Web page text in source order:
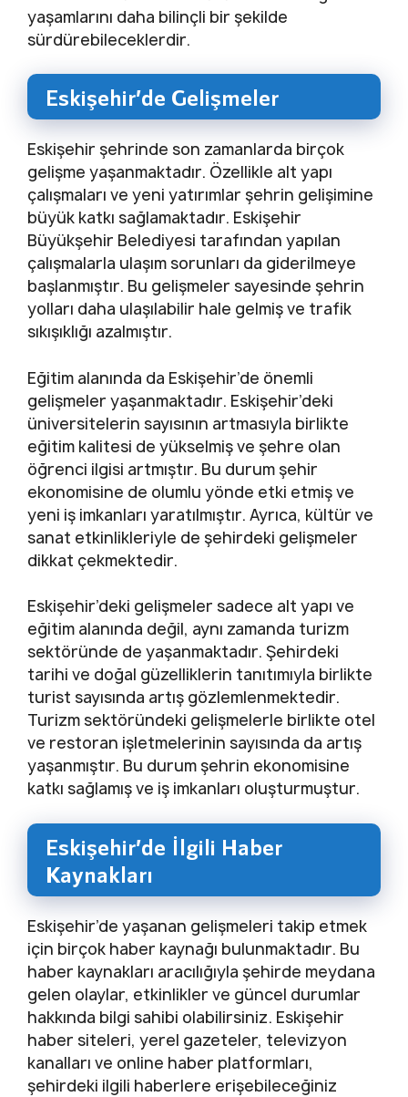
yaşamlarını daha bilinçli bir şekilde
sürdürebileceklerdir.
Eskişehir’de Gelişmeler
Eskişehir şehrinde son zamanlarda birçok
gelişme yaşanmaktadır. Özellikle alt yapı
çalışmaları ve yeni yatırımlar şehrin gelişimine
büyük katkı sağlamaktadır. Eskişehir
Büyükşehir Belediyesi tarafından yapılan
çalışmalarla ulaşım sorunları da giderilmeye
başlanmıştır. Bu gelişmeler sayesinde şehrin
yolları daha ulaşılabilir hale gelmiş ve trafik
sıkışıklığı azalmıştır.
Eğitim alanında da Eskişehir’de önemli
gelişmeler yaşanmaktadır. Eskişehir’deki
üniversitelerin sayısının artmasıyla birlikte
eğitim kalitesi de yükselmiş ve şehre olan
öğrenci ilgisi artmıştır. Bu durum şehir
ekonomisine de olumlu yönde etki etmiş ve
yeni iş imkanları yaratılmıştır. Ayrıca, kültür ve
sanat etkinlikleriyle de şehirdeki gelişmeler
dikkat çekmektedir.
Eskişehir’deki gelişmeler sadece alt yapı ve
eğitim alanında değil, aynı zamanda turizm
sektöründe de yaşanmaktadır. Şehirdeki
tarihi ve doğal güzelliklerin tanıtımıyla birlikte
turist sayısında artış gözlemlenmektedir.
Turizm sektöründeki gelişmelerle birlikte otel
ve restoran işletmelerinin sayısında da artış
yaşanmıştır. Bu durum şehrin ekonomisine
katkı sağlamış ve iş imkanları oluşturmuştur.
Eskişehir’de İlgili Haber
Kaynakları
Eskişehir’de yaşanan gelişmeleri takip etmek
için birçok haber kaynağı bulunmaktadır. Bu
haber kaynakları aracılığıyla şehirde meydana
gelen olaylar, etkinlikler ve güncel durumlar
hakkında bilgi sahibi olabilirsiniz. Eskişehir
haber siteleri, yerel gazeteler, televizyon
kanalları ve online haber platformları,
şehirdeki ilgili haberlere erişebileceğiniz